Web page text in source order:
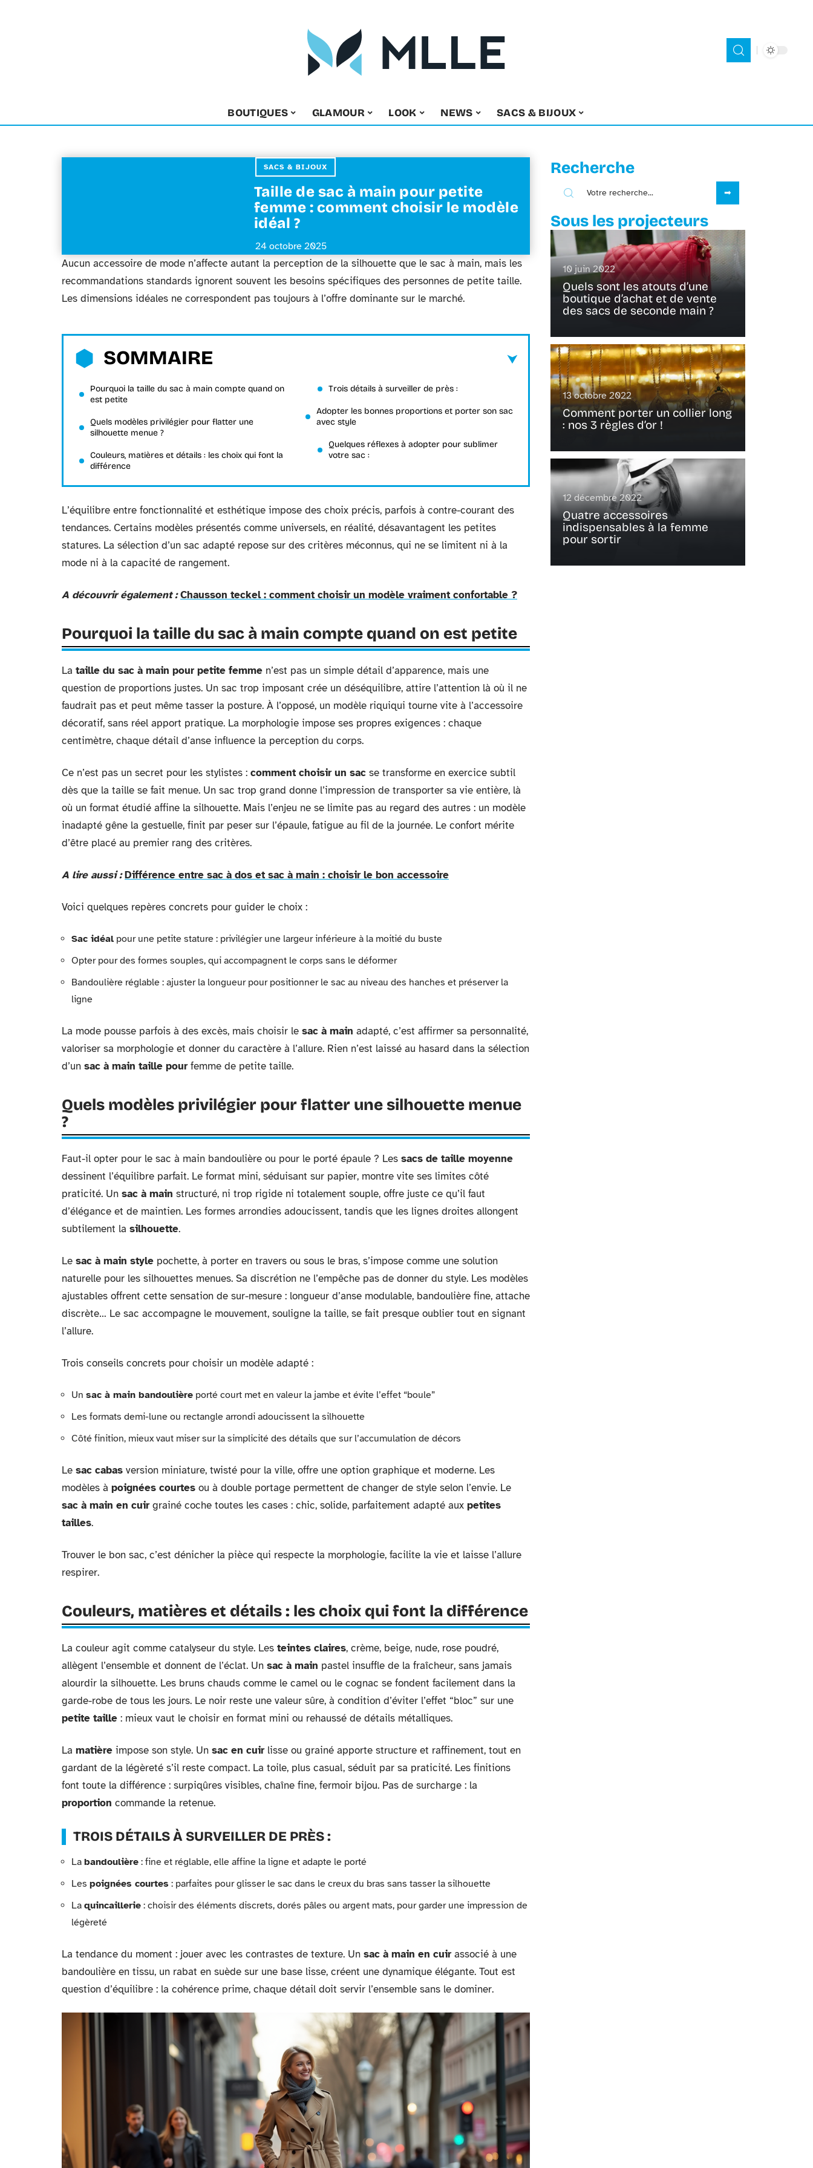
BOUTIQUES GLAMOUR LOOK NEWS SACS & BIJOUX
SACS & BIJOUX
Taille de sac à main pour petite
femme : comment choisir le modèle
idéal ?
24 octobre 2025
Aucun accessoire de mode n’affecte autant la perception de la silhouette que le sac à main, mais les
recommandations standards ignorent souvent les besoins spécifiques des personnes de petite taille.
Les dimensions idéales ne correspondent pas toujours à l’offre dominante sur le marché.
SOMMAIRE
Pourquoi la taille du sac à main compte quand on
est petite
Quels modèles privilégier pour flatter une
silhouette menue ?
Couleurs, matières et détails : les choix qui font la
différence
Trois détails à surveiller de près :
Adopter les bonnes proportions et porter son sac
avec style
Quelques réflexes à adopter pour sublimer
votre sac :
L’équilibre entre fonctionnalité et esthétique impose des choix précis, parfois à contre-courant des
tendances. Certains modèles présentés comme universels, en réalité, désavantagent les petites
statures. La sélection d’un sac adapté repose sur des critères méconnus, qui ne se limitent ni à la
mode ni à la capacité de rangement.
A découvrir également : Chausson teckel : comment choisir un modèle vraiment confortable ?
Pourquoi la taille du sac à main compte quand on est petite
La taille du sac à main pour petite femme n’est pas un simple détail d’apparence, mais une
question de proportions justes. Un sac trop imposant crée un déséquilibre, attire l’attention là où il ne
faudrait pas et peut même tasser la posture. À l’opposé, un modèle riquiqui tourne vite à l’accessoire
décoratif, sans réel apport pratique. La morphologie impose ses propres exigences : chaque
centimètre, chaque détail d’anse influence la perception du corps.
Ce n’est pas un secret pour les stylistes : comment choisir un sac se transforme en exercice subtil
dès que la taille se fait menue. Un sac trop grand donne l’impression de transporter sa vie entière, là
où un format étudié affine la silhouette. Mais l’enjeu ne se limite pas au regard des autres : un modèle
inadapté gêne la gestuelle, finit par peser sur l’épaule, fatigue au fil de la journée. Le confort mérite
d’être placé au premier rang des critères.
A lire aussi : Différence entre sac à dos et sac à main : choisir le bon accessoire
Voici quelques repères concrets pour guider le choix :
Sac idéal pour une petite stature : privilégier une largeur inférieure à la moitié du buste
Opter pour des formes souples, qui accompagnent le corps sans le déformer
Bandoulière réglable : ajuster la longueur pour positionner le sac au niveau des hanches et préserver la
ligne
La mode pousse parfois à des excès, mais choisir le sac à main adapté, c’est affirmer sa personnalité,
valoriser sa morphologie et donner du caractère à l’allure. Rien n’est laissé au hasard dans la sélection
d’un sac à main taille pour femme de petite taille.
Quels modèles privilégier pour flatter une silhouette menue
?
Faut-il opter pour le sac à main bandoulière ou pour le porté épaule ? Les sacs de taille moyenne
dessinent l’équilibre parfait. Le format mini, séduisant sur papier, montre vite ses limites côté
praticité. Un sac à main structuré, ni trop rigide ni totalement souple, offre juste ce qu’il faut
d’élégance et de maintien. Les formes arrondies adoucissent, tandis que les lignes droites allongent
subtilement la silhouette.
Le sac à main style pochette, à porter en travers ou sous le bras, s’impose comme une solution
naturelle pour les silhouettes menues. Sa discrétion ne l’empêche pas de donner du style. Les modèles
ajustables offrent cette sensation de sur-mesure : longueur d’anse modulable, bandoulière fine, attache
discrète… Le sac accompagne le mouvement, souligne la taille, se fait presque oublier tout en signant
l’allure.
Trois conseils concrets pour choisir un modèle adapté :
Un sac à main bandoulière porté court met en valeur la jambe et évite l’effet “boule”
Les formats demi-lune ou rectangle arrondi adoucissent la silhouette
Côté finition, mieux vaut miser sur la simplicité des détails que sur l’accumulation de décors
Le sac cabas version miniature, twisté pour la ville, offre une option graphique et moderne. Les
modèles à poignées courtes ou à double portage permettent de changer de style selon l’envie. Le
sac à main en cuir grainé coche toutes les cases : chic, solide, parfaitement adapté aux petites
tailles.
Trouver le bon sac, c’est dénicher la pièce qui respecte la morphologie, facilite la vie et laisse l’allure
respirer.
Couleurs, matières et détails : les choix qui font la différence
La couleur agit comme catalyseur du style. Les teintes claires, crème, beige, nude, rose poudré,
allègent l’ensemble et donnent de l’éclat. Un sac à main pastel insuffle de la fraîcheur, sans jamais
alourdir la silhouette. Les bruns chauds comme le camel ou le cognac se fondent facilement dans la
garde-robe de tous les jours. Le noir reste une valeur sûre, à condition d’éviter l’effet “bloc” sur une
petite taille : mieux vaut le choisir en format mini ou rehaussé de détails métalliques.
La matière impose son style. Un sac en cuir lisse ou grainé apporte structure et raffinement, tout en
gardant de la légèreté s’il reste compact. La toile, plus casual, séduit par sa praticité. Les finitions
font toute la différence : surpiqûres visibles, chaîne fine, fermoir bijou. Pas de surcharge : la
proportion commande la retenue.
TROIS DÉTAILS À SURVEILLER DE PRÈS :
La bandoulière : fine et réglable, elle affine la ligne et adapte le porté
Les poignées courtes : parfaites pour glisser le sac dans le creux du bras sans tasser la silhouette
La quincaillerie : choisir des éléments discrets, dorés pâles ou argent mats, pour garder une impression de
légèreté
La tendance du moment : jouer avec les contrastes de texture. Un sac à main en cuir associé à une
bandoulière en tissu, un rabat en suède sur une base lisse, créent une dynamique élégante. Tout est
question d’équilibre : la cohérence prime, chaque détail doit servir l’ensemble sans le dominer.
Recherche
Sous les projecteurs
10 juin 2022
Quels sont les atouts d’une
boutique d’achat et de vente
des sacs de seconde main ?
13 octobre 2022
Comment porter un collier long
: nos 3 règles d’or !
12 décembre 2022
Quatre accessoires
indispensables à la femme
pour sortir